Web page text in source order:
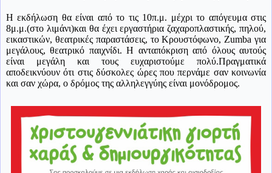
Η εκδήλωση θα είναι από το τις 10π.μ. μέχρι το απόγευμα στις
8μ.μ.(στο λιμάνι)και θα έχει εργαστήρια ζαχαροπλαστικής, πηλού,
εικαστικών, θεατρικές παραστάσεις, το Κρουστόφωνο, Ζumba για
μεγάλους, θεατρικό παιχνίδι. Η ανταπόκριση από όλους αυτούς
είναι μεγάλη και τους ευχαριστούμε πολύ.Πραγματικά
αποδεικνύουν ότι στις δύσκολες ώρες που περνάμε σαν κοινωνία
και σαν χώρα, ο δρόμος της αλληλεγγύης είναι μονόδρομος.